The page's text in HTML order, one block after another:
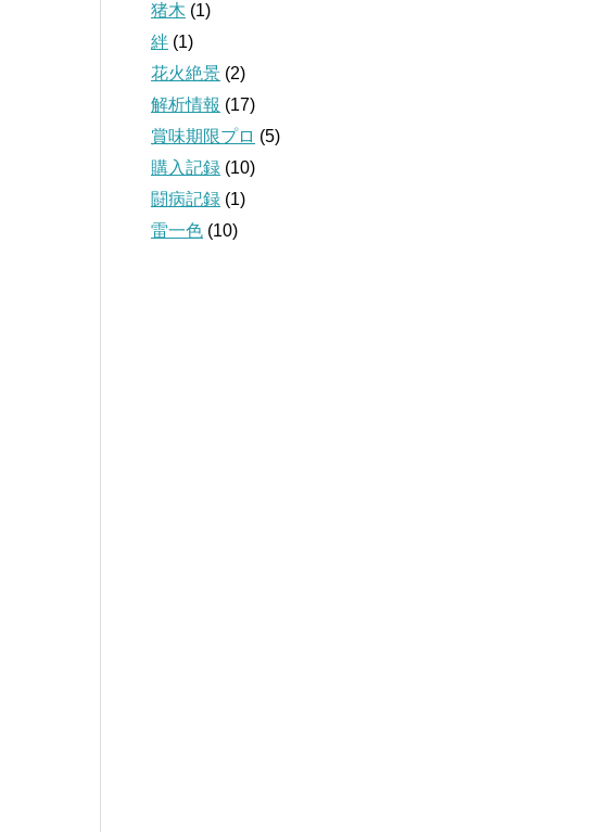
猪木 (1)
絆 (1)
花火絶景 (2)
解析情報 (17)
賞味期限プロ (5)
購入記録 (10)
闘病記録 (1)
雷一色 (10)